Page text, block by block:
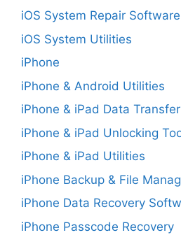
iOS System Repair Software
iOS System Utilities
iPhone
iPhone & Android Utilities
iPhone & iPad Data
iPhone & iPad Unlocking
iPhone & iPad Utilities
iPhone Backup & File
iPhone Data Recovery
iPhone Passcode Recovery